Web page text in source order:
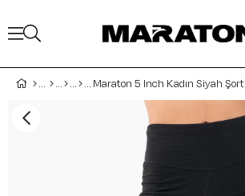
Maraton 5 Inch Kadın Siyah Şort